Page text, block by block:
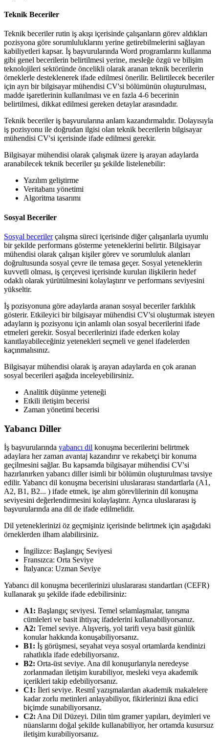
Teknik Beceriler
Teknik beceriler rutin iş akışı içerisinde çalışanların görev aldıkları
pozisyona göre sorumluluklarını yerine getirebilmelerini sağlayan
kabiliyetleri kapsar. İş başvurularında Word programlarını kullanma
gibi genel becerilerin belirtilmesi yerine, mesleğe özgü ve bilişim
teknolojileri sektöründe öncelikli olarak aranan teknik becerilerin
örneklerle desteklenerek ifade edilmesi önerilir. Belirtilecek beceriler
için ayrı bir bilgisayar mühendisi CV'si bölümünün oluşturulması,
madde işaretlerinin kullanılması ve en fazla 4-6 becerinin
belirtilmesi, dikkat edilmesi gereken detaylar arasındadır.
Teknik beceriler iş başvurularına anlam kazandırmalıdır. Dolayısıyla
iş pozisyonu ile doğrudan ilgisi olan teknik becerilerin bilgisayar
mühendisi CV'si içerisinde ifade edilmesi gerekir.
Bilgisayar mühendisi olarak çalışmak üzere iş arayan adaylarda
aranabilecek teknik beceriler şu şekilde listelenebilir:
Yazılım geliştirme
Veritabanı yönetimi
Algoritma tasarımı
Sosyal Beceriler
Sosyal becerilerçalışma süreci içerisinde diğer çalışanlarla uyumlu
bir şekilde performans gösterme yeteneklerini belirtir. Bilgisayar
mühendisi olarak çalışan kişiler görev ve sorumluluk alanları
doğrultusunda sosyal çevre ile temasa geçer. Sosyal yeteneklerin
kuvvetli olması, iş çerçevesi içerisinde kurulan ilişkilerin hedef
odaklı olarak yürütülmesini kolaylaştırır ve performans seviyesini
yükseltir.
İş pozisyonuna göre adaylarda aranan sosyal beceriler farklılık
gösterir. Etkileyici bir bilgisayar mühendisi CV'si oluşturmak isteyen
adayların iş pozisyonu için anlamlı olan sosyal becerilerini ifade
etmeleri gerekir. Sosyal becerilerinizi ifade ederken kolay
kanıtlayabileceğiniz yetenekleri seçmeli ve genel ifadelerden
kaçınmalısınız.
Bilgisayar mühendisi olarak iş arayan adaylarda en çok aranan
sosyal becerileri aşağıda inceleyebilirsiniz.
Analitik düşünme yeteneği
Etkili iletişim becerisi
Zaman yönetimi becerisi
Yabancı Diller
İş başvurularında yabancı dil konuşma becerilerini belirtmek
adaylara her zaman avantaj kazandırır ve rekabetçi bir konuma
geçilmesini sağlar. Bu kapsamda bilgisayar mühendisi CV'si
hazırlanırken yabancı diller isimli bir bölümün oluşturulması tavsiye
edilir. Yabancı dil konuşma becerisini uluslararası standartlarla (A1,
A2, B1, B2... ) ifade etmek, işe alım görevlilerinin dil konuşma
seviyesini değerlendirmesini kolaylaştırır. Ayrıca uluslararası iş
başvurularında ana dil de ifade edilmelidir.
Dil yeteneklerinizi öz geçmişiniz içerisinde belirtmek için aşağıdaki
örneklerden ilham alabilirsiniz.
İngilizce: Başlangıç Seviyesi
Fransızca: Orta Seviye
İtalyanca: Uzman Seviye
Yabancı dil konuşma becerilerinizi uluslararası standartları (CEFR)
kullanarak şu şekilde ifade edebilirsiniz:
A1: Başlangıç seviyesi. Temel selamlaşmalar, tanışma
cümleleri ve basit ihtiyaç ifadelerini kullanabiliyorsanız.
A2: Temel seviye. Alışveriş, yol tarifi veya basit günlük
konular hakkında konuşabiliyorsanız.
B1: İş görüşmesi, seyahat veya sosyal ortamlarda kendinizi
rahatlıkla ifade edebiliyorsanız.
B2: Orta-üst seviye. Ana dil konuşurlarıyla neredeyse
zorlanmadan iletişim kurabiliyor, mesleki veya akademik
içerikleri takip edebiliyorsanız.
C1: İleri seviye. Resmî yazışmalardan akademik makalelere
kadar zorlu metinleri anlayabiliyor, fikirlerinizi ikna edici
biçimde sunabiliyorsanız.
C2: Ana Dil Düzeyi. Dilin tüm gramer yapıları, deyimleri ve
nüanslarını doğal şekilde kullanabiliyor, her ortamda kusursuz
iletişim kurabiliyorsanız.